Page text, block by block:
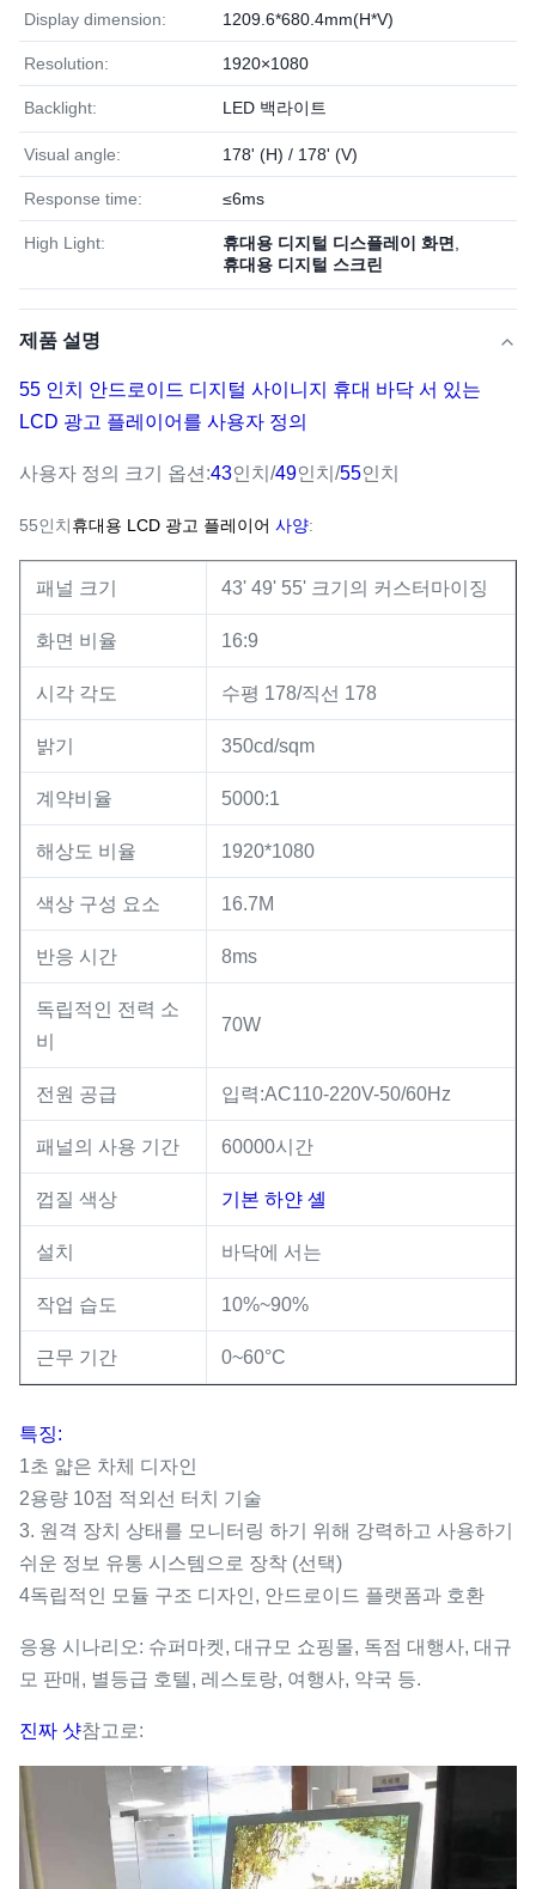
Display dimension: 1209.6*680.4mm(H*V)
Resolution: 1920×1080
Backlight: LED 백라이트
Visual angle: 178' (H) / 178' (V)
Response time: ≤6ms
High Light: 휴대용 디지털 디스플레이 화면
휴대용 디지털 스크린
제품 설명
55 인치 안드로이드 디지털 사이니지 휴대 바닥 서 있는
LCD 광고 플레이어를 사용자 정의
사용자 정의 크기 옵션:43인치/49인치/55인치
55인치휴대용 LCD 광고 플레이어 사양:
패널 크기 43' 49' 55' 크기의 커스터마이징
화면 비율 16:9
시각 각도 수평 178/직선 178
밝기 350cd/sqm
계약비율 5000:1
해상도 비율 1920*1080
색상 구성 요소 16.7M
반응 시간 8ms
독립적인 전력 소
비
70W
전원 공급 입력:AC110-220V-50/60Hz
패널의 사용 기간 60000시간
껍질 색상 기본 하얀 셸
설치 바닥에 서는
작업 습도 10%~90%
근무 기간 0~60°C
특징:
1초 얇은 차체 디자인
2용량 10점 적외선 터치 기술
3. 원격 장치 상태를 모니터링 하기 위해 강력하고 사용하기
쉬운 정보 유통 시스템으로 장착 (선택)
4독립적인 모듈 구조 디자인, 안드로이드 플랫폼과 호환
응용 시나리오: 슈퍼마켓, 대규모 쇼핑몰, 독점 대행사, 대규
모 판매, 별등급 호텔, 레스토랑, 여행사, 약국 등.
진짜 샷참고로: